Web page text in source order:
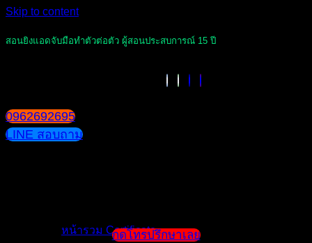
Skip to content
สอนยิงแอดจับมือทำตัวต่อตัว ผู้สอนประสบการณ์ 15 ปี
0962692695
LINE สอบถาม
หน้ารวม Certificateกดโทรปรึกษาเลย